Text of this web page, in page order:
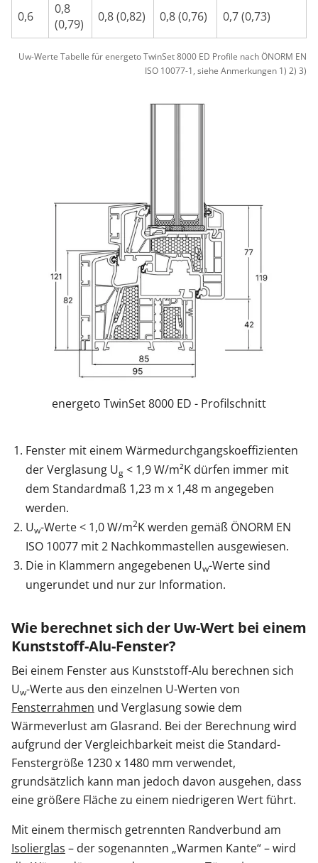
0,6
0,8
(0,79)
0,8 (0,82) 0,8 (0,76) 0,7 (0,73)
Uw-Werte Tabelle für energeto TwinSet 8000 ED Profile nach ÖNORM EN
ISO 10077-1, siehe Anmerkungen 1) 2) 3)
energeto TwinSet 8000 ED - Profilschnitt
Fenster mit einem Wärmedurchgangskoeffizienten
der Verglasung Ug < 1,9 W/m²K dürfen immer mit
dem Standardmaß 1,23 m x 1,48 m angegeben
werden.
Uw-Werte < 1,0 W/m2K werden gemäß ÖNORM EN
ISO 10077 mit 2 Nachkommastellen ausgewiesen.
Die in Klammern angegebenen Uw-Werte sind
ungerundet und nur zur Information.
Wie berechnet sich der Uw-Wert bei einem
Kunststoff-Alu-Fenster?
Bei einem Fenster aus Kunststoff-Alu berechnen sich
Uw-Werte aus den einzelnen U-Werten von
Fensterrahmen und Verglasung sowie dem
Wärmeverlust am Glasrand. Bei der Berechnung wird
aufgrund der Vergleichbarkeit meist die Standard-
Fenstergröße 1230 x 1480 mm verwendet,
grundsätzlich kann man jedoch davon ausgehen, dass
eine größere Fläche zu einem niedrigeren Wert führt.
Mit einem thermisch getrennten Randverbund am
Isolierglas – der sogenannten „Warmen Kante“ – wird